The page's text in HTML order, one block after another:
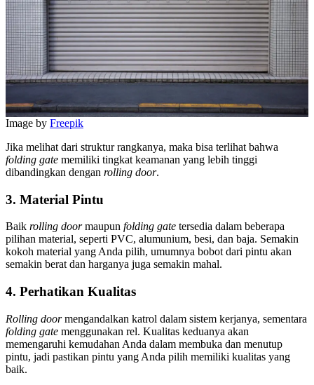
Image by Freepik
Jika melihat dari struktur rangkanya, maka bisa terlihat bahwa
folding gate memiliki tingkat keamanan yang lebih tinggi
dibandingkan dengan rolling door.
3. Material Pintu
Baik rolling doormaupun folding gate tersedia dalam beberapa
pilihan material, seperti PVC, alumunium, besi, dan baja. Semakin
kokoh material yang Anda pilih, umumnya bobot dari pintu akan
semakin berat dan harganya juga semakin mahal.
4. Perhatikan Kualitas
Rolling doormengandalkan katrol dalam sistem kerjanya, sementara
folding gate menggunakan rel. Kualitas keduanya akan
memengaruhi kemudahan Anda dalam membuka dan menutup
pintu, jadi pastikan pintu yang Anda pilih memiliki kualitas yang
baik.